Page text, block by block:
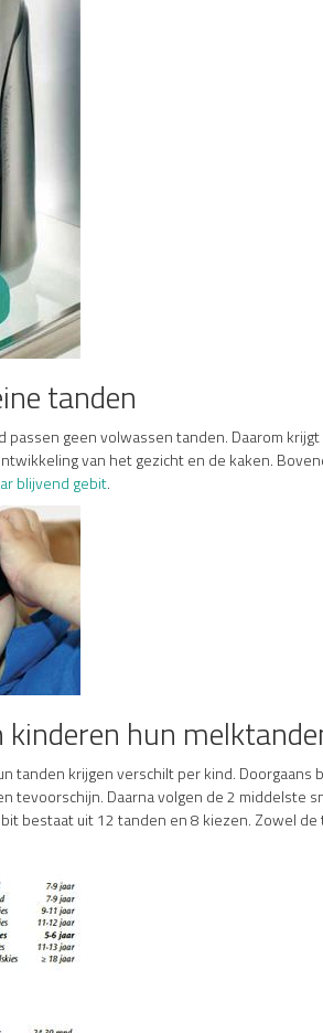
tanden
passen geen volwassen tanden. Daarom
van het gezicht en de kaken.
blijvend gebit.
hun
tanden krijgen verschilt per kind.
tevoorschijn. Daarna volgen de 2
bestaat uit 12 tanden en 8 kiezen. Zowel